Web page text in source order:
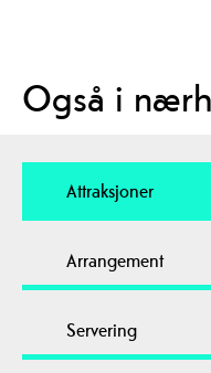
Også i
Attraksjoner
Arrangement
Servering